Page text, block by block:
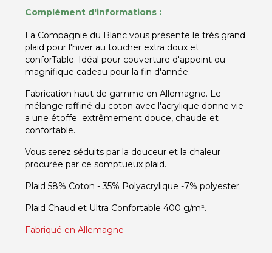
Complément d'informations :
La Compagnie du Blanc vous présente le très grand
plaid pour l'hiver au toucher extra doux et
conforTable. Idéal pour couverture d'appoint ou
magnifique cadeau pour la fin d'année.
Fabrication haut de gamme en Allemagne. Le
mélange raffiné du coton avec l'acrylique donne vie
a une étoffe extrêmement douce, chaude et
confortable.
Vous serez séduits par la douceur et la chaleur
procurée par ce somptueux plaid.
Plaid 58% Coton - 35% Polyacrylique -7% polyester.
Plaid Chaud et Ultra Confortable 400 g/m².
Fabriqué en Allemagne